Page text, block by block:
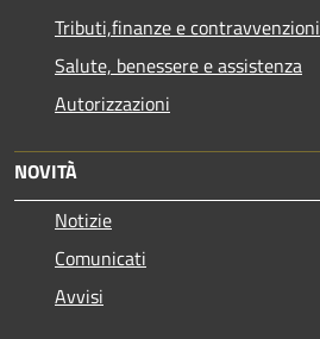
Tributi,finanze e contravvenzioni
Salute, benessere e assistenza
Autorizzazioni
NOVITÀ
Notizie
Comunicati
Avvisi